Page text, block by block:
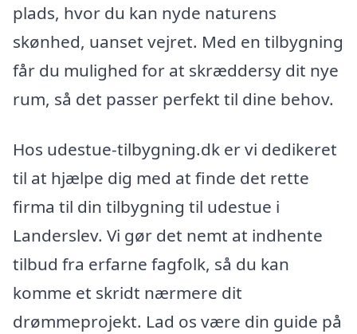
plads, hvor du kan nyde naturens
skønhed, uanset vejret. Med en tilbygning
får du mulighed for at skræddersy dit nye
rum, så det passer perfekt til dine behov.
Hos udestue-tilbygning.dk er vi dedikeret
til at hjælpe dig med at finde det rette
firma til din tilbygning til udestue i
Landerslev. Vi gør det nemt at indhente
tilbud fra erfarne fagfolk, så du kan
komme et skridt nærmere dit
drømmeprojekt. Lad os være din guide på